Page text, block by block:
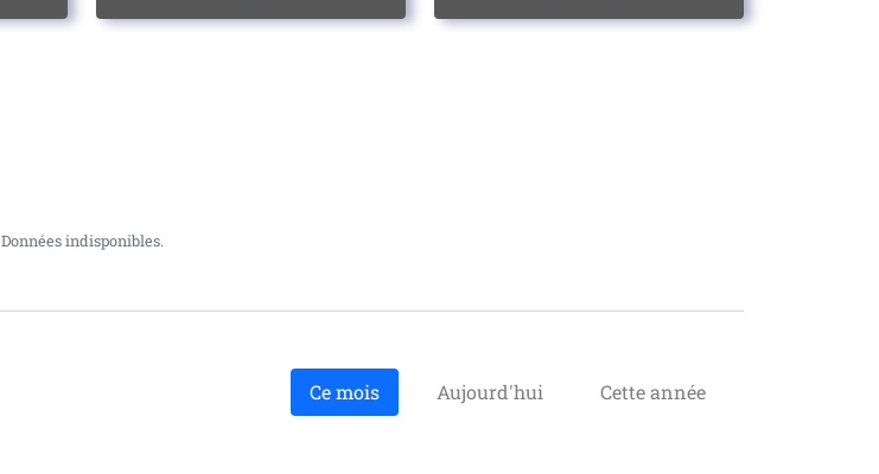
Données indisponibles.
Ce mois Aujourd'hui Cette année